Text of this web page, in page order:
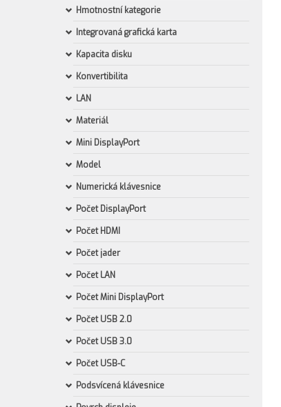
Hmotnostní kategorie
Integrovaná grafická karta
Kapacita disku
Konvertibilita
LAN
Materiál
Mini DisplayPort
Model
Numerická klávesnice
Počet DisplayPort
Počet HDMI
Počet jader
Počet LAN
Počet Mini DisplayPort
Počet USB 2.0
Počet USB 3.0
Počet USB-C
Podsvícená klávesnice